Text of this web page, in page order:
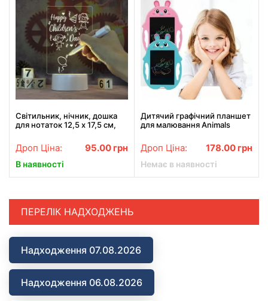
Світильник, нічник, дошка
для нотаток 12,5 х 17,5 см,
підсвічування, з крейдяним
маркером
Дроп Ціна: 95.00 грн
В наявності
Дитячий графічний планшет
для малювання Animals
стилусом
Дроп Ціна: 178.00 грн
Немає в наявності
ПЕРЕЛІК НАДХОДЖЕНЬ
Надходження 07.08.2026
Надходження 06.08.2026